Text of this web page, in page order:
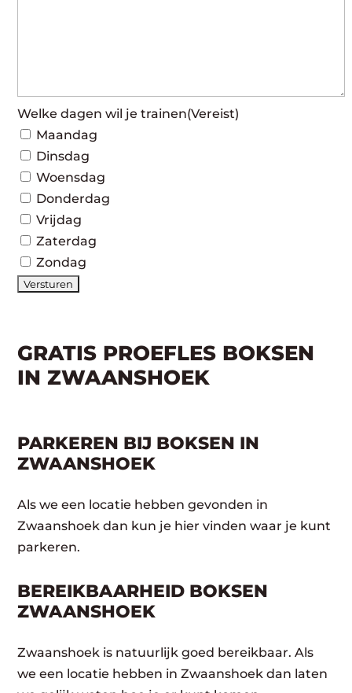
Welke dagen wil je trainen(Vereist)
Maandag
Dinsdag
Woensdag
Donderdag
Vrijdag
Zaterdag
Zondag
GRATIS PROEFLES BOKSEN
IN ZWAANSHOEK
PARKEREN BIJ BOKSEN IN
ZWAANSHOEK
Als we een locatie hebben gevonden in
Zwaanshoek dan kun je hier vinden waar je kunt
parkeren.
BEREIKBAARHEID BOKSEN
ZWAANSHOEK
Zwaanshoek is natuurlijk goed bereikbaar. Als
we een locatie hebben in Zwaanshoek dan laten